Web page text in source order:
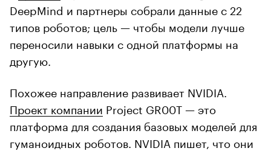
DeepMind и партнеры собрали данные с 22
типов роботов; цель — чтобы модели лучше
переносили навыки с одной платформы на
другую.
Похожее направление развивает NVIDIA.
Проект компании Project GR00T — это
платформа для создания базовых моделей для
гуманоидных роботов. NVIDIA пишет, что они